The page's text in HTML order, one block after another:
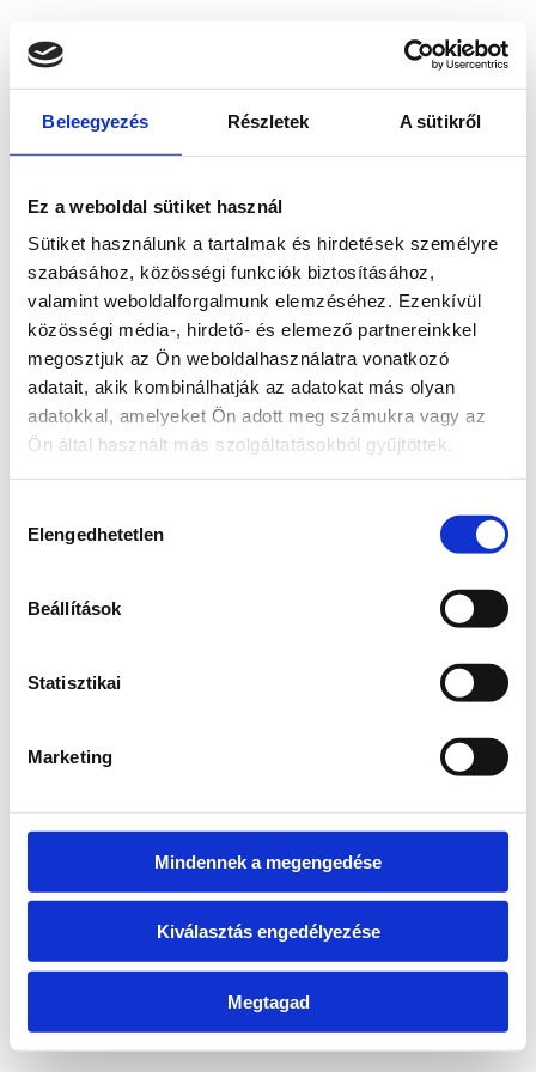
Beleegyezés Részletek A sütikről
Ez a weboldal sütiket használ
Sütiket használunk a tartalmak és hirdetések személyre
szabásához, közösségi funkciók biztosításához,
valamint weboldalforgalmunk elemzéséhez. Ezenkívül
közösségi média-, hirdető- és elemező partnereinkkel
megosztjuk az Ön weboldalhasználatra vonatkozó
adatait, akik kombinálhatják az adatokat más olyan
adatokkal, amelyeket Ön adott meg számukra vagy az
Ön által használt más szolgáltatásokból gyűjtöttek.
kiválasztása
Elengedhetetlen
Beállítások
Statisztikai
Marketing
Mindennek a megengedése
Kiválasztás engedélyezése
Megtagad
loadingwww.bicapp.hu
(see the browser console for more